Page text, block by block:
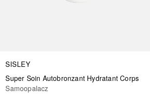
SISLEY
Super Soin Autobronzant Hydratant Corps
Samoopalacz